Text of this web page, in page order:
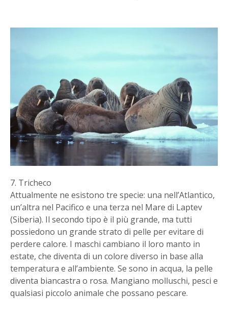
7. Tricheco
Attualmente ne esistono tre specie: una nell’Atlantico,
un’altra nel Pacifico e una terza nel Mare di Laptev
(Siberia). Il secondo tipo è il più grande, ma tutti
possiedono un grande strato di pelle per evitare di
perdere calore. I maschi cambiano il loro manto in
estate, che diventa di un colore diverso in base alla
temperatura e all’ambiente. Se sono in acqua, la pelle
diventa biancastra o rosa. Mangiano molluschi, pesci e
qualsiasi piccolo animale che possano pescare.